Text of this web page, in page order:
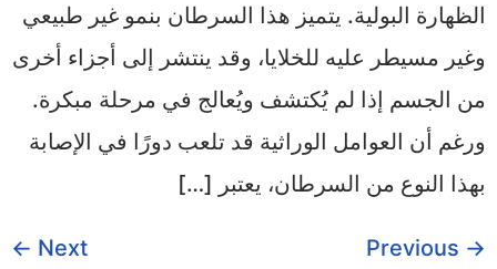
الظهارة البولية. يتميز هذا السرطان بنمو غير طبيعي
وغير مسيطر عليه للخلايا، وقد ينتشر إلى أجزاء أخرى
من الجسم إذا لم يُكتشف ويُعالج في مرحلة مبكرة.
ورغم أن العوامل الوراثية قد تلعب دورًا في الإصابة
بهذا النوع من السرطان، يعتبر […]
→
Next
←